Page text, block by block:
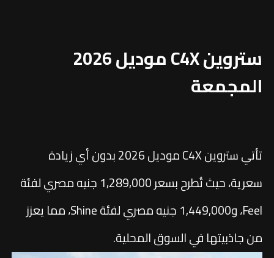
ستروين C4X موديل 2026
المجمعة
تأتي ستروين C4X موديل 2026 بدون أي زيادة
سعرية، حيث تُطرح بسعر 1,289,000 جنيه مصري لفئة
Feel، و1,449,000 جنيه مصري لفئة Shine، مما يعزز
من جاذبيتها في السوق المحلية.